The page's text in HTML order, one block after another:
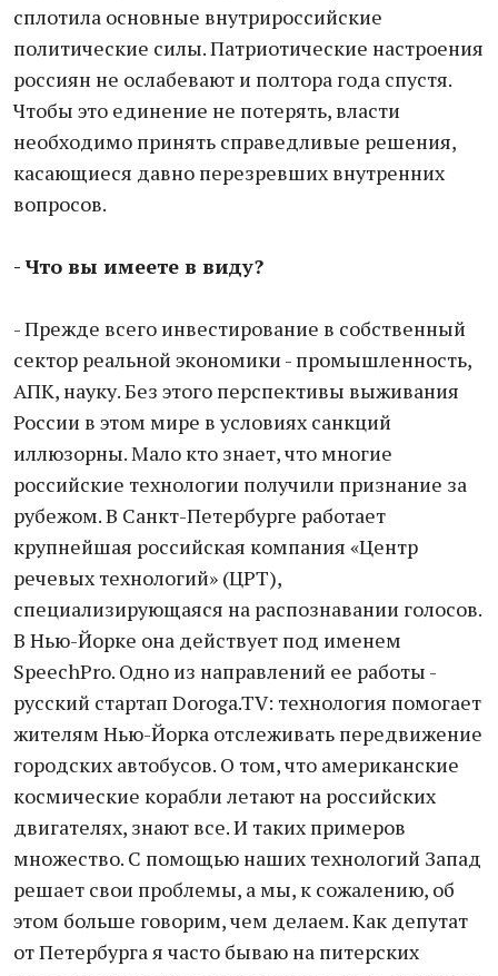
сплотила основные внутрироссийские
политические силы. Патриотические настроения
россиян не ослабевают и полтора года спустя.
Чтобы это единение не потерять, власти
необходимо принять справедливые решения,
касающиеся давно перезревших внутренних
вопросов.
- Что вы имеете в виду?
- Прежде всего инвестирование в собственный
сектор реальной экономики - промышленность,
АПК, науку. Без этого перспективы выживания
России в этом мире в условиях санкций
иллюзорны. Мало кто знает, что многие
российские технологии получили признание за
рубежом. В Санкт-Петербурге работает
крупнейшая российская компания «Центр
речевых технологий» (ЦРТ),
специализирующаяся на распознавании голосов.
В Нью-Йорке она действует под именем
SpeechPro. Одно из направлений ее работы -
русский стартап Doroga.TV: технология помогает
жителям Нью-Йорка отслеживать передвижение
городских автобусов. О том, что американские
космические корабли летают на российских
двигателях, знают все. И таких примеров
множество. С помощью наших технологий Запад
решает свои проблемы, а мы, к сожалению, об
этом больше говорим, чем делаем. Как депутат
от Петербурга я часто бываю на питерских